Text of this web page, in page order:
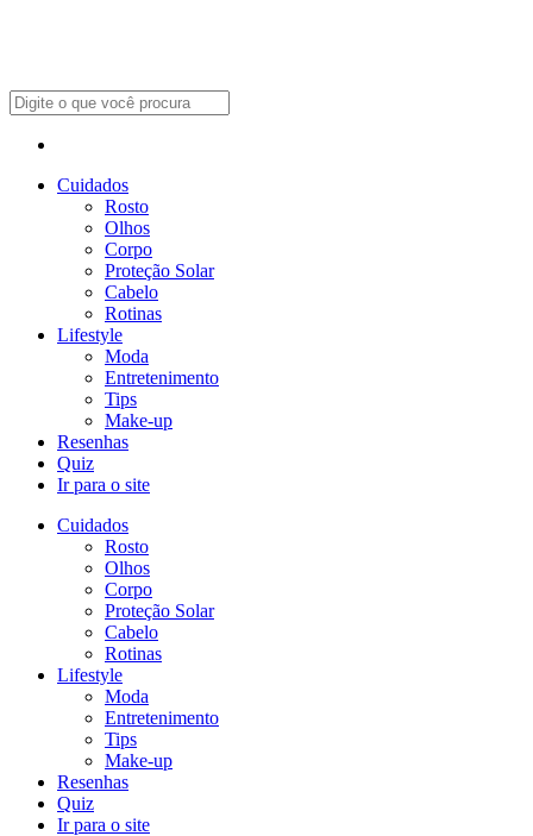
Cuidados
Rosto
Olhos
Corpo
Proteção Solar
Cabelo
Rotinas
Lifestyle
Moda
Entretenimento
Tips
Make-up
Resenhas
Quiz
Ir para o site
Cuidados
Rosto
Olhos
Corpo
Proteção Solar
Cabelo
Rotinas
Lifestyle
Moda
Entretenimento
Tips
Make-up
Resenhas
Quiz
Ir para o site